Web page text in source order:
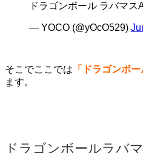
ドラゴンボール ラバマ
— YOCO (@yOcO529)
そこでここでは 「ドラゴンボ
ます。
ドラゴンボールラバ